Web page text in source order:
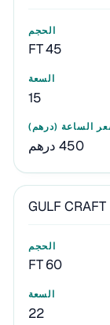
45 FT
15
450 درهم
GULF CRAFT
60 FT
22